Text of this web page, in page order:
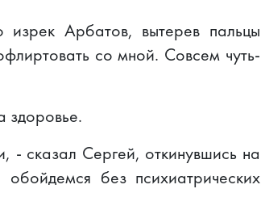
изрек Арбатов, вытерев пальцы
со мной. Совсем чуть-
здоровье.
- сказал Сергей, откинувшись на
без психиатрических